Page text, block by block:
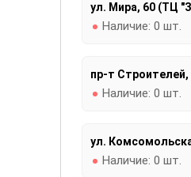
ул. Мира, 60 (ТЦ
Наличие: 0 шт.
пр-т
Наличие: 0 шт.
ул.
Наличие: 0 шт.